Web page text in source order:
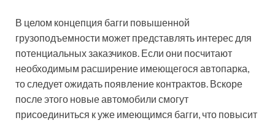
В целом концепция багги повышенной
грузоподъемности может представлять интерес для
потенциальных заказчиков. Если они посчитают
необходимым расширение имеющегося автопарка,
то следует ожидать появление контрактов. Вскоре
после этого новые автомобили смогут
присоединиться к уже имеющимся багги, что повысит